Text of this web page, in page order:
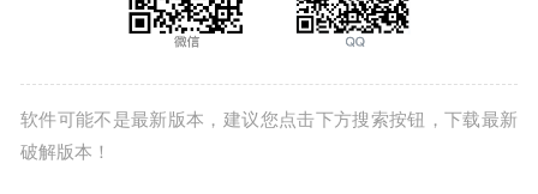
软件可能不是最新版本，建议您点击下方搜索按钮，下载最新
破解版本！